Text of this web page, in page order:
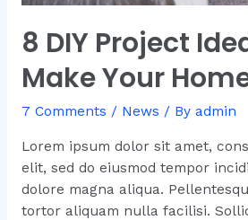
8 DIY Project
Make Your
7 Comments / News / By admin
Lorem ipsum dolor sit amet,
elit, sed do eiusmod tempor
dolore magna aliqua.
tortor aliquam nulla facilisi.